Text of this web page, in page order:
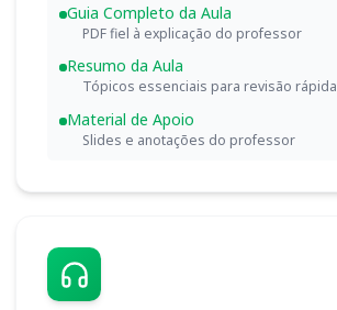
Guia Completo da Aula
PDF fiel à explicação do professor
Resumo da Aula
Tópicos essenciais para revisão rápida
Material de Apoio
Slides e anotações do professor